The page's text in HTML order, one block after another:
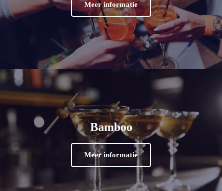
Meer informatie
Bamboo
Meer informatie